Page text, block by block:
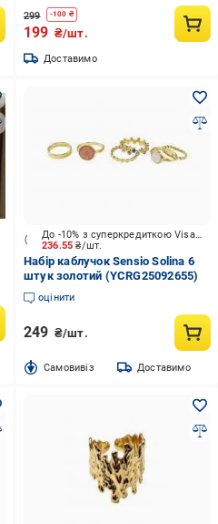
299 -100 ₴
199 ₴/шт.
Доставимо
236.55₴/шт.
До -10% з суперкредиткою Visa Вигода
Набір каблучок Sensio Solina 6
штук золотий (YCRG25092655)
оцінити
249 ₴/шт.
Cамовивіз Доставимо